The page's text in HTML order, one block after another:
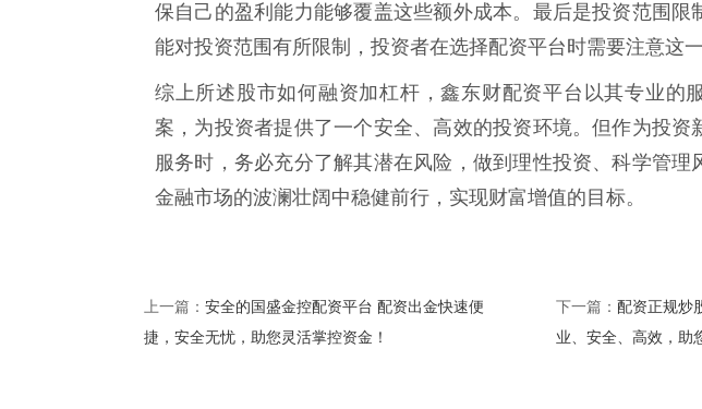
保自己的盈利能力能够覆盖这些额外成本。最后是投资范围限
能对投资范围有所限制，投资者在选择配资平台时需要注意这一
综上所述股市如何融资加杠杆，鑫东财配资平台以其专业的
案，为投资者提供了一个安全、高效的投资环境。但作为投资
服务时，务必充分了解其潜在风险，做到理性投资、科学管理
金融市场的波澜壮阔中稳健前行，实现财富增值的目标。
上一篇： 安全的国盛金控配资平台 配资出金快速便
捷，安全无忧，助您灵活掌控资金！
下一篇： 配资正规炒
业、安全、高效，助